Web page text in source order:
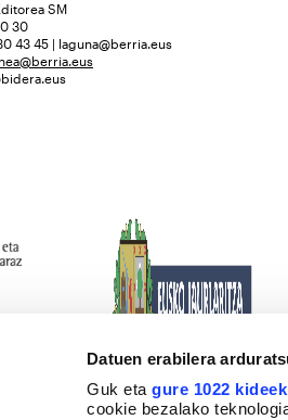
Datuen erabilera
Guk etagure 1022 kideek
cookie bezalako
SM
30
43 45 | laguna@berria.eus